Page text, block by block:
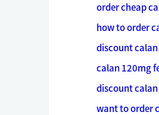
order cheap
how to order
discount
calan 120mg
discount
want to order